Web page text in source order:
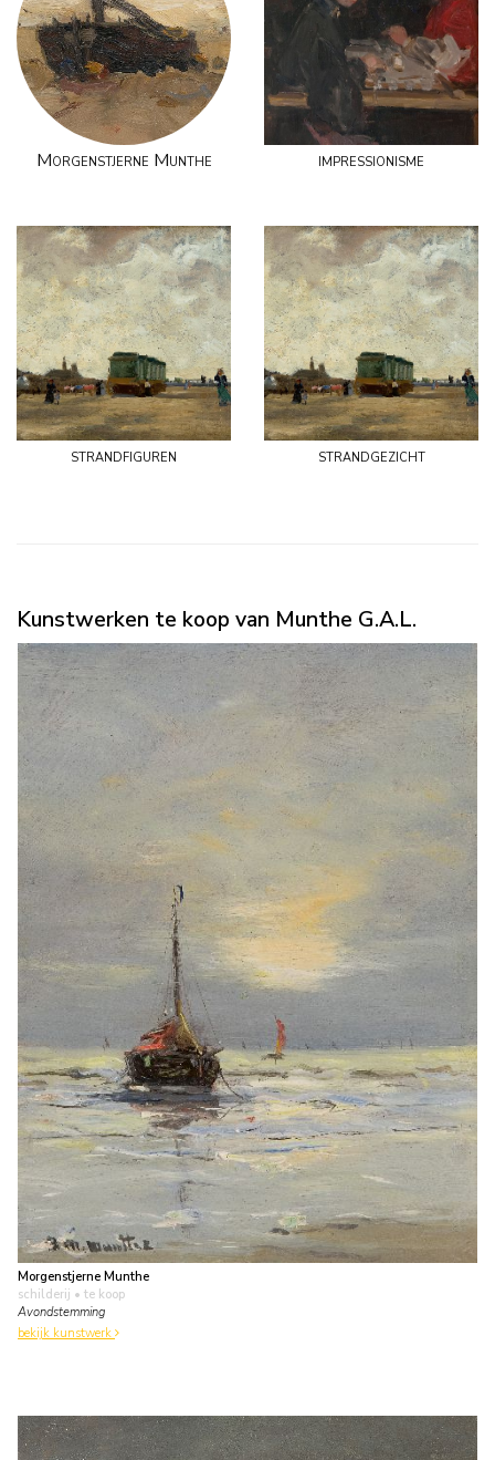
Morgenstjerne Munthe impressionisme
strandfiguren strandgezicht
Kunstwerken te koop van Munthe G.A.L.
Morgenstjerne Munthe
schilderij • te koop
Avondstemming
bekijk kunstwerk